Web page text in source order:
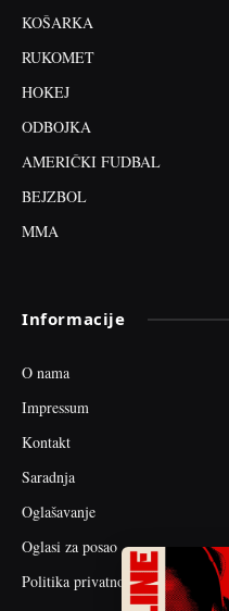
KOŠARKA
RUKOMET
HOKEJ
ODBOJKA
AMERIČKI FUDBAL
BEJZBOL
MMA
Informacije
O nama
Impressum
Kontakt
Saradnja
Oglašavanje
Oglasi za posao
Politika privatnosti